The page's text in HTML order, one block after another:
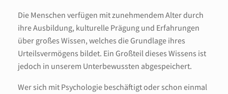
Die Menschen verfügen mit zunehmendem Alter durch
ihre Ausbildung, kulturelle Prägung und Erfahrungen
über großes Wissen, welches die Grundlage ihres
Urteilsvermögens bildet. Ein Großteil dieses Wissens ist
jedoch in unserem Unterbewussten abgespeichert.
Wer sich mit Psychologie beschäftigt oder schon einmal